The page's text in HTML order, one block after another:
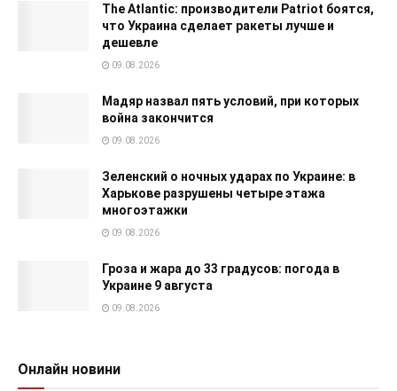
The Atlantic: производители Patriot боятся,
что Украина сделает ракеты лучше и
дешевле
09.08.2026
Мадяр назвал пять условий, при которых
война закончится
09.08.2026
Зеленский о ночных ударах по Украине: в
Харькове разрушены четыре этажа
многоэтажки
09.08.2026
Гроза и жара до 33 градусов: погода в
Украине 9 августа
09.08.2026
Онлайн новини